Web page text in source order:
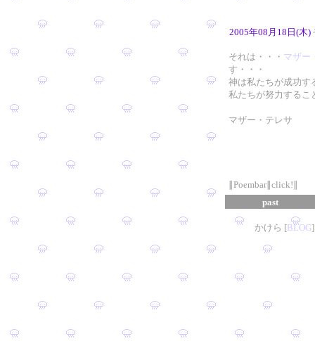
2005年08月18日(木)
それは・・・ マザー
す・・・
神は私たちが成功す
私たちが努力するこ
マザー・テレサ
∥Poembar∥click!∥
past
かけら [BLOG